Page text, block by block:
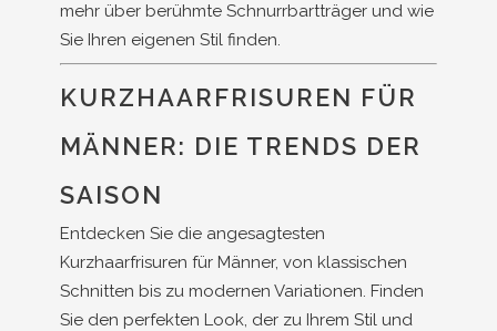
mehr über berühmte Schnurrbartträger und wie
Sie Ihren eigenen Stil finden.
KURZHAARFRISUREN FÜR
MÄNNER: DIE TRENDS DER
SAISON
Entdecken Sie die angesagtesten
Kurzhaarfrisuren für Männer, von klassischen
Schnitten bis zu modernen Variationen. Finden
Sie den perfekten Look, der zu Ihrem Stil und